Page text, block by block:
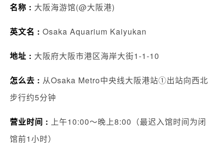
名称 : 大阪海游馆(@大阪港)
英文名 : Osaka Aquarium Kaiyukan
地址 : 大阪府大阪市港区海岸大街1-1-10
怎么去 : 从Osaka Metro中央线大阪港站①出站向西北
步行约5分钟
营业时间 : 上午10:00～晚上8:00（最迟入馆时间为闭
馆前1小时）